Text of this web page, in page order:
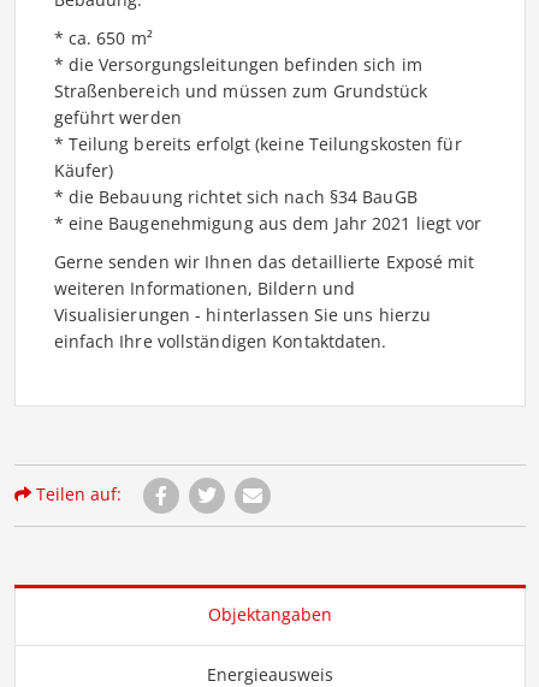
* ca. 650 m²
* die Versorgungsleitungen befinden sich im
Straßenbereich und müssen zum Grundstück
geführt werden
* Teilung bereits erfolgt (keine Teilungskosten für
Käufer)
* die Bebauung richtet sich nach §34 BauGB
* eine Baugenehmigung aus dem Jahr 2021 liegt vor
Gerne senden wir Ihnen das detaillierte Exposé mit
weiteren Informationen, Bildern und
Visualisierungen - hinterlassen Sie uns hierzu
einfach Ihre vollständigen Kontaktdaten.
Teilen auf:
Objektangaben
Energieausweis